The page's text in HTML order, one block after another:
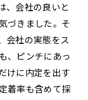
、会社の良いと
づきました。そ
会社の実態をス
、ピンチにあっ
けに内定を出す
着率も含めて採